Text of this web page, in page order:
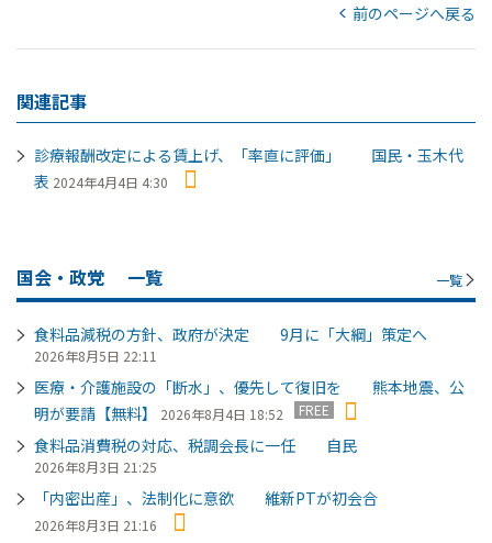
前のページへ戻る
関連記事
診療報酬改定による賃上げ、「率直に評価」 国民・玉木代
表 2024年4月4日 4:30
国会・政党 一覧 一覧
食料品減税の方針、政府が決定 9月に「大綱」策定へ
2026年8月5日 22:11
医療・介護施設の「断水」、優先して復旧を 熊本地震、公
明が要請【無料】
2026年8月4日 18:52 FREE
食料品消費税の対応、税調会長に一任 自民
2026年8月3日 21:25
「内密出産」、法制化に意欲 維新PTが初会合
2026年8月3日 21:16